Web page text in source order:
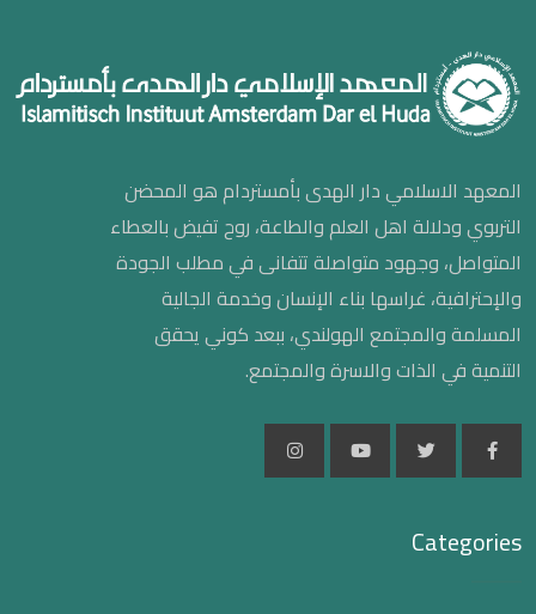
المعهد الاسلامي دار الهدى بأمستردام هو المحضن
التربوي ودلالة اهل العلم والطاعة، روح تفيض بالعطاء
المتواصل، وجهود متواصلة تتفانى في مطلب الجودة
والإحترافية، غراسها بناء الإنسان وخدمة الجالية
المسلمة والمجتمع الهولندي، ببعد كوني يحقق
التنمية في الذات والاسرة والمجتمع.
Categories